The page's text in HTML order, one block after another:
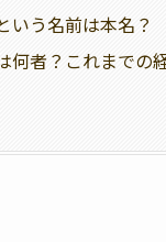
いう名前は本名？
何者？これまでの